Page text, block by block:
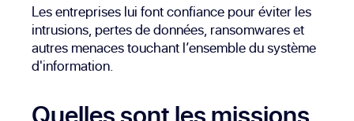
Les entreprises lui font confiance pour éviter les
intrusions, pertes de données, ransomwareset
autres menaces touchant l’ensemble du système
d'information.